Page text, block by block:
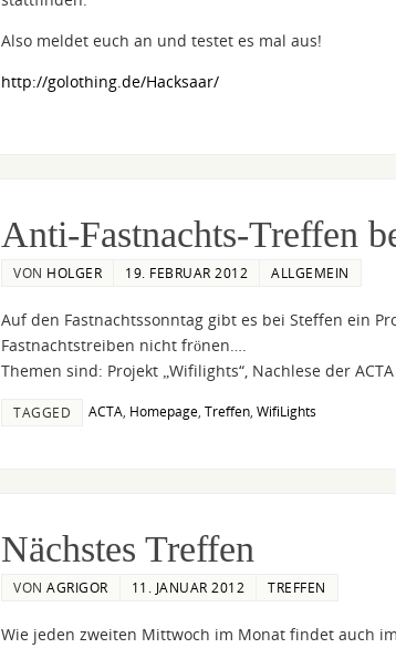
Also meldet euch an und testet es mal aus!
http://golothing.de/Hacksaar/
Anti-Fastnachts-Treffen
VON HOLGER 19. FEBRUAR 2012 ALLGEMEIN
Auf den Fastnachtssonntag gibt es bei Steffen ein
Fastnachtstreiben nicht frönen….
Themen sind: Projekt „Wifilights“, Nachlese der
TAGGED ACTA Homepage Treffen WifiLights
Nächstes Treffen
VON AGRIGOR 11. JANUAR 2012 TREFFEN
Wie jeden zweiten Mittwoch im Monat findet auch